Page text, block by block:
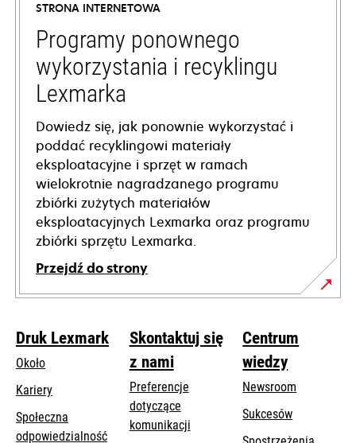
new
tab
STRONA INTERNETOWA
Programy ponownego
wykorzystania i recyklingu
Lexmarka
Dowiedz się, jak ponownie wykorzystać i
poddać recyklingowi materiały
eksploatacyjne i sprzęt w ramach
wielokrotnie nagradzanego programu
zbiórki zużytych materiałów
eksploatacyjnych Lexmarka oraz programu
zbiórki sprzętu Lexmarka.
Przejdź do strony
Druk Lexmark
Około
Kariery
Społeczna
odpowiedzialność
Skontaktuj się
z nami
Preferencje
dotyczące
komunikacji
Centrum
wiedzy
Newsroom
Sukcesów